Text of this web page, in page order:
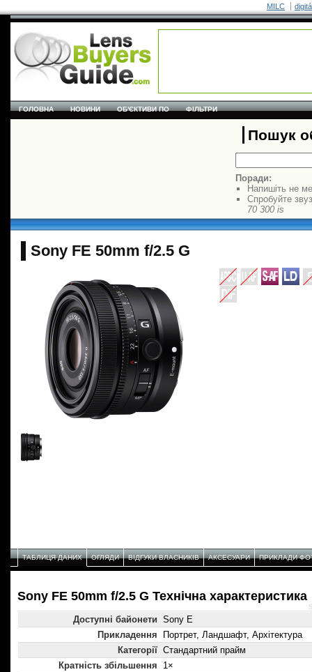
MILC
ГОЛОВНА НОВИНИ ОБ'ЄКТИВИ ПО ФІЛЬТРИ
Пошук
Поради:
Напишіть не
Спробуйте
70 300 is
Sony FE 50mm f/2.5 G
ТАБЛИЦЯ ДАНИХ ОГЛЯДИ ВІДГУКИ ВЛАСНИКІВ АКСЕСУАРИ ПРИКЛАДИ
Sony FE 50mm f/2.5 G Технічнa характеристикa
Доступні байонети Sony E
Прикладення
Портрет, Ландшафт, Архітектура
Категорії Стандартний прайм
Кратність збільшення
1×